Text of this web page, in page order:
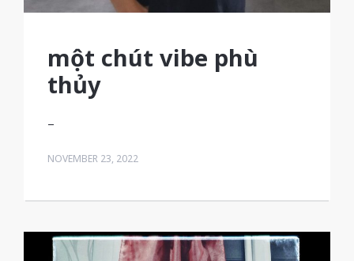
một chút vibe phù
thủy
–
NOVEMBER 23, 2022